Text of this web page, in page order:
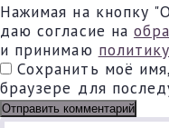
Нажимая на кнопку
даю согласие на
и принимаю
Сохранить моё
браузере для